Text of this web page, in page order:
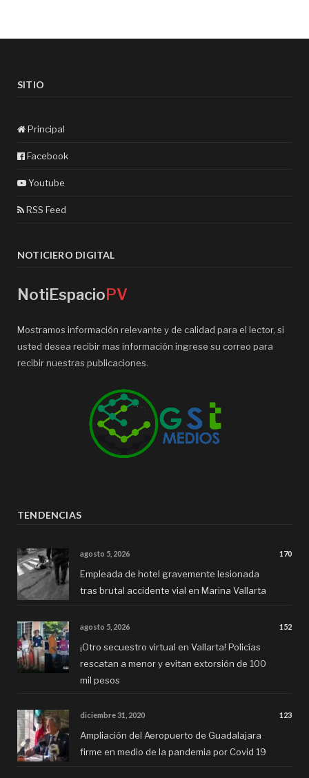
SITIO
Principal
Facebook
Youtube
RSS Feed
NOTICIERO DIGITAL
NotiEspacioPV
Mostramos información relevante y de calidad para el lector, si
usted desea recibir mas información ingrese su correo para
recibir nuestras publicaciones.
TENDENCIAS
agosto 5, 2026 170
Empleada de hotel gravemente lesionada
tras brutal accidente vial en Marina Vallarta
agosto 5, 2026 152
¡Otro secuestro virtual en Vallarta! Policías
rescatan a menor y evitan extorsión de 100
mil pesos
diciembre 31, 2020 123
Ampliación del Aeropuerto de Guadalajara
firme en medio de la pandemia por Covid 19